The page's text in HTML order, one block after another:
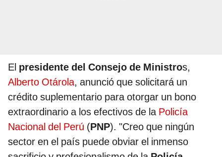
El presidente del Consejo de Ministros,
Alberto Otárola, anunció que solicitará un
crédito suplementario para otorgar un bono
extraordinario a los efectivos de laPolicía
Nacional del Perú (PNP). "Creo que ningún
sector en el país puede obviar el inmenso